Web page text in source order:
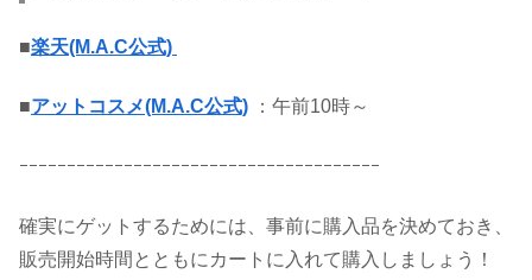
■楽天(M.A.C公式)
■アットコスメ(M.A.C公式) ：午前10時～
ｰｰｰｰｰｰｰｰｰｰｰｰｰｰｰｰｰｰｰｰｰｰｰｰｰｰｰｰｰｰｰｰｰｰｰｰｰｰ
確実にゲットするためには、事前に購入品を決めておき、
販売開始時間とともにカートに入れて購入しましょう！